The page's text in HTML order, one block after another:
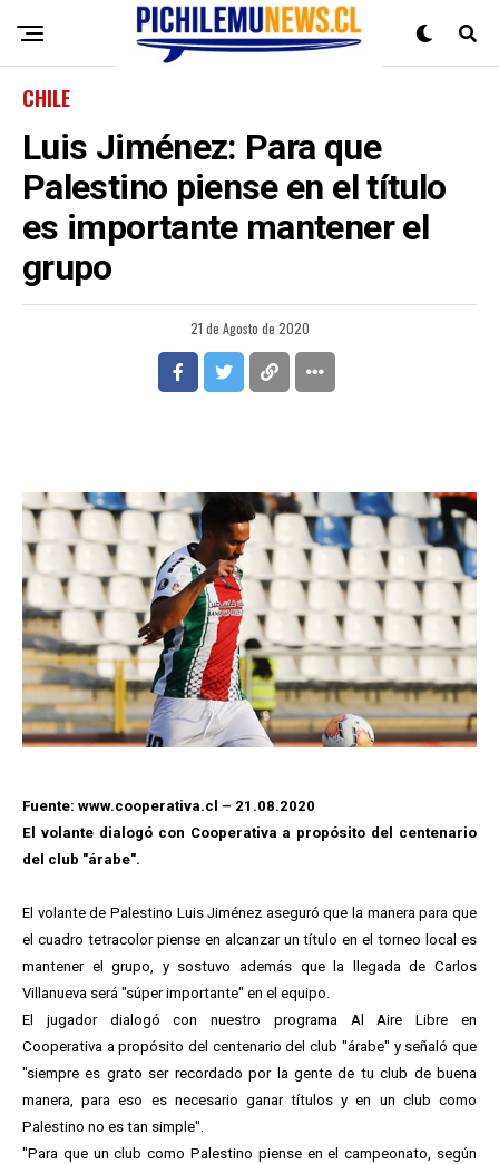
CHILE
Luis Jiménez: Para que
Palestino piense en el título
es importante mantener el
grupo
21 de Agosto de 2020
Fuente: www.cooperativa.cl – 21.08.2020
El volante dialogó con Cooperativa a propósito del centenario
del club "árabe".
El volante de Palestino Luis Jiménez aseguró que la manera para que
el cuadro tetracolor piense en alcanzar un título en el torneo local es
mantener el grupo, y sostuvo además que la llegada de Carlos
Villanueva será "súper importante" en el equipo.
El jugador dialogó con nuestro programa Al Aire Libre en
Cooperativa a propósito del centenario del club "árabe" y señaló que
"siempre es grato ser recordado por la gente de tu club de buena
manera, para eso es necesario ganar títulos y en un club como
Palestino no es tan simple".
"Para que un club como Palestino piense en el campeonato, según